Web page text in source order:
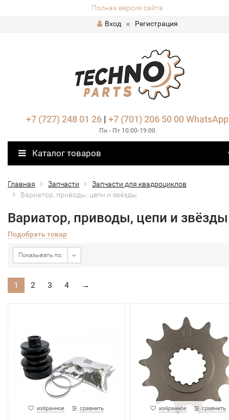
Полная версия сайта
Вход
Регистрация
+7 (727) 248 01 26| +7 (701) 206 50 00 WhatsApp
Пн - Пт 10:00-19:00
Каталог товаров
Главная Запчасти
Запчасти для квадроциклов
Вариатор, приводы, цепи и звёзды
Вариатор, приводы, цепи и звёзды
Подобрать товар
Показывать по:
1 2 3 4 →
избранное сравнить избранное сравнить